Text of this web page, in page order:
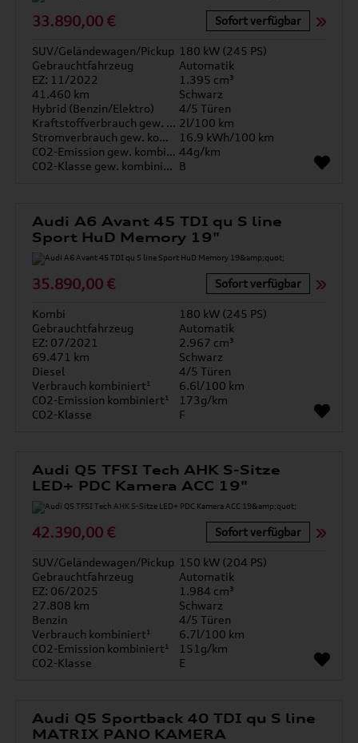
33.890,00 € Sofort verfügbar
SUV/Geländewagen/Pickup 180 kW (245 PS)
Gebrauchtfahrzeug
Automatik
EZ: 11/2022
1.395 cm³
41.460 km
Schwarz
Hybrid (Benzin/Elektro)
4/5 Türen
Kraftstoffverbrauch gew. kombiniert 2l/100 km
Stromverbrauch gew. kombiniert
16.9 kWh/100 km
CO2-Emission gew. kombiniert 44g/km
CO2-Klasse gew. kombiniert B
Audi A6 Avant 45 TDI qu S line
Sport HuD Memory 19"
35.890,00 € Sofort verfügbar
Kombi
180 kW (245 PS)
Gebrauchtfahrzeug
Automatik
EZ: 07/2021
2.967 cm³
69.471 km
Schwarz
Diesel
4/5 Türen
Verbrauch kombiniert¹
6.6l/100 km
CO2-Emission kombiniert¹
173g/km
CO2-Klasse
F
Audi Q5 TFSI Tech AHK S-Sitze
LED+ PDC Kamera ACC 19"
42.390,00 € Sofort verfügbar
SUV/Geländewagen/Pickup 150 kW (204 PS)
Gebrauchtfahrzeug
Automatik
EZ: 06/2025
1.984 cm³
27.808 km
Schwarz
Benzin
4/5 Türen
Verbrauch kombiniert¹
6.7l/100 km
CO2-Emission kombiniert¹
151g/km
CO2-Klasse
E
Audi Q5 Sportback 40 TDI qu S line
MATRIX PANO KAMERA